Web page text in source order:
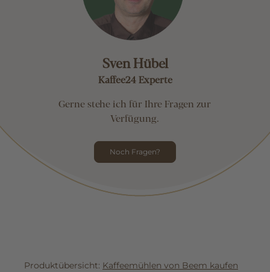
Sven Hübel
Kaffee24 Experte
Gerne stehe ich für Ihre Fragen zur
Verfügung.
Noch Fragen?
Produktübersicht: Kaffeemühlen von Beem kaufen